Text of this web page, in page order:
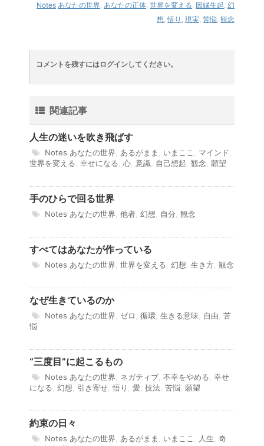
Notes あなたの世界, あなたの正体, 世界を変える, 因縁生起, 幻
想,悟り , 現実, 苦悩, 観念
コメントを残すにはログインしてください。
関連記事
人生の迷いを吹き飛ばす
Notes あなたの世界 あるがまま いまここ マインド
世界を変える 幸せになる 心 意識 自己想起 観念 願望
手のひらで回る世界
Notes あなたの世界 他者 幻想 自分 観念
すべてはあなたが作っている
Notes あなたの世界 世界を変える 幻想 生き方 観念
なぜ生きているのか
Notes あなたの世界 ゼロ 循環 生きる意味 自由 苦
悩
“三度目”に起こるもの
Notes あなたの世界 ネガティブ 不幸をやめる 幸せ
になる 幻想 引き寄せ 悟り 愛 技法 苦悩 願望
約束の日々
Notes あなたの世界 あるがまま いまここ 人生 奇